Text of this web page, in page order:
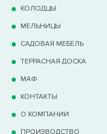
КОЛОДЦЫ
МЕЛЬНИЦЫ
САДОВАЯ МЕБЕЛЬ
ТЕРРАCНАЯ ДОСКА
МАФ
КОНТАКТЫ
О КОМПАНИИ
ПРОИЗВОДСТВО